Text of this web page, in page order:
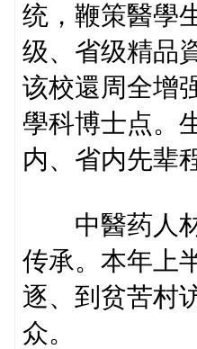
统，鞭策醫學
级、省级精品
该校還周全增
學科博士点。
内、省内先辈
中醫药人材
传承。本年上
逐、到贫苦村
众。